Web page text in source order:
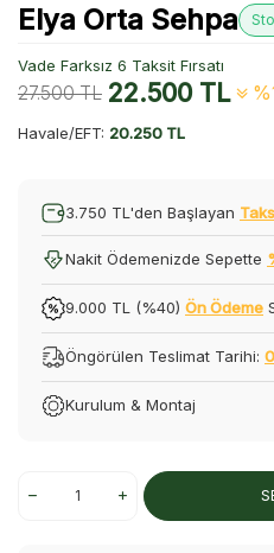
Elya Orta Sehpa
Vade Farksız 6 Taksit Fırsatı
27.500TL 22.500TL
Havale/EFT: 20.250 TL
3.750 TL'den Başlayan
Nakit Ödemenizde Sepette
9.000 TL (%40) Ön Ödeme
Öngörülen Teslimat Tarihi:
Kurulum & Montaj